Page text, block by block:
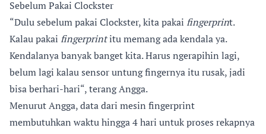
Sebelum Pakai Clockster
“Dulu sebelum pakai Clockster, kita pakai fingerprint.
Kalau pakai fingerprintitu memang ada kendala ya.
Kendalanya banyak banget kita. Harus ngerapihin lagi,
belum lagi kalau sensor untung fingernya itu rusak, jadi
bisa berhari-hari“, terang Angga.
Menurut Angga, data dari mesin fingerprint
membutuhkan waktu hingga 4 hari untuk proses rekapnya